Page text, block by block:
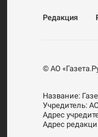
Редакция
© АО
Название:
Учредитель:
Адрес
Адрес